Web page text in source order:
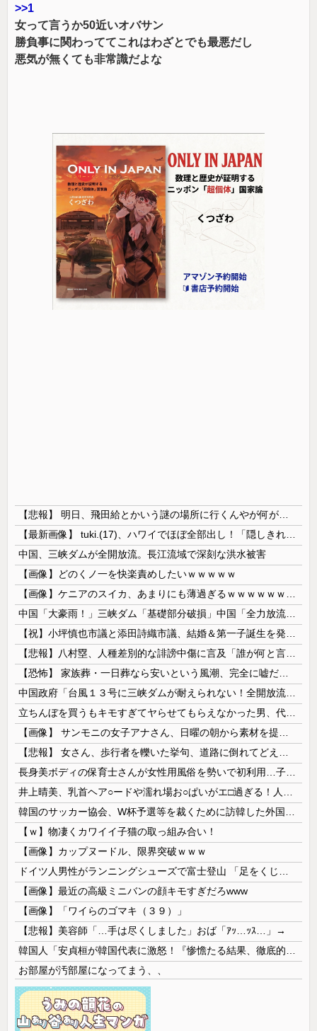
>>1
女って言うか50近いオバサン
勝負事に関わっててこれはわざとでも最悪だし
悪気が無くても非常識だよな
中国、三峡ダムが全開放流。長江流域で深刻な洪水被害
【画像】どのくノ一を快楽責めしたいｗｗｗｗｗ
【ｗ】物凄くカワイイ子猫の取っ組み合い！
【画像】カップヌードル、限界突破ｗｗｗ
【画像】最近の高級ミニバンの顔キモすぎだろwww
【画像】「ワイらのゴマキ（３９）」
【悲報】美容師「…手は尽くしました」おば「ｱｯ…ｯｽ…」→
お部屋が汚部屋になってまう、、